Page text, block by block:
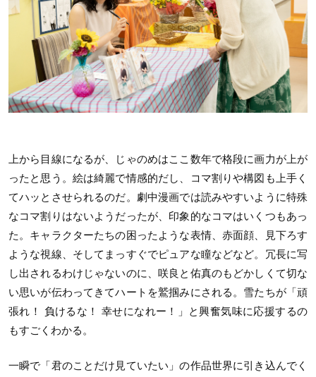
上から目線になるが、じゃのめはここ数年で格段に画力が上が
ったと思う。絵は綺麗で情感的だし、コマ割りや構図も上手く
てハッとさせられるのだ。劇中漫画では読みやすいように特殊
なコマ割りはないようだったが、印象的なコマはいくつもあっ
た。キャラクターたちの困ったような表情、赤面顔、見下ろす
ような視線、そしてまっすぐでピュアな瞳などなど。冗長に写
し出されるわけじゃないのに、咲良と佑真のもどかしくて切な
い思いが伝わってきてハートを鷲掴みにされる。雪たちが「頑
張れ！ 負けるな！ 幸せになれー！」と興奮気味に応援するの
もすごくわかる。
一瞬で「君のことだけ見ていたい」の作品世界に引き込んでく